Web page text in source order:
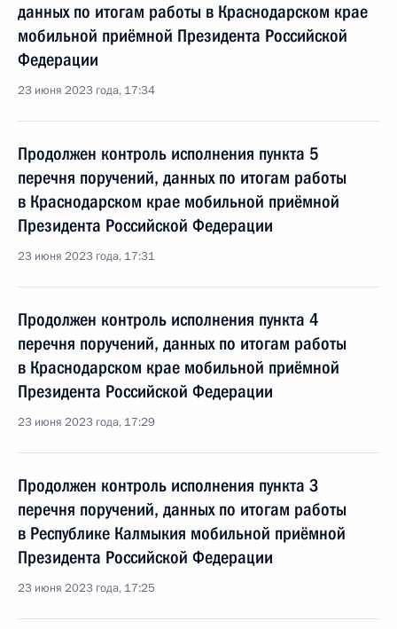
данных по итогам работы в Краснодарском крае
мобильной приёмной Президента Российской
Федерации
23 июня 2023 года, 17:34
Продолжен контроль исполнения пункта 5
перечня поручений, данных по итогам работы
в Краснодарском крае мобильной приёмной
Президента Российской Федерации
23 июня 2023 года, 17:31
Продолжен контроль исполнения пункта 4
перечня поручений, данных по итогам работы
в Краснодарском крае мобильной приёмной
Президента Российской Федерации
23 июня 2023 года, 17:29
Продолжен контроль исполнения пункта 3
перечня поручений, данных по итогам работы
в Республике Калмыкия мобильной приёмной
Президента Российской Федерации
23 июня 2023 года, 17:25